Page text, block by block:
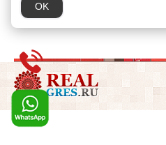
герметик
OK